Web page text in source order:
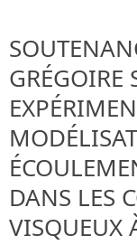
GRÉGOIRE
DANS LES
VISQUEUX